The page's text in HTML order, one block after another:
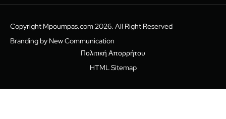
Copyright Mpoumpas.com 2026. All Right Reserved
Πολιτική Απορρήτου
HTML Sitemap
Branding by New Communication